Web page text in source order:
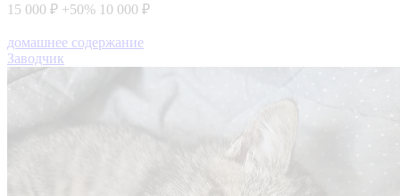
15 000 ₽ +50% 10 000 ₽
домашнее содержание
Заводчик